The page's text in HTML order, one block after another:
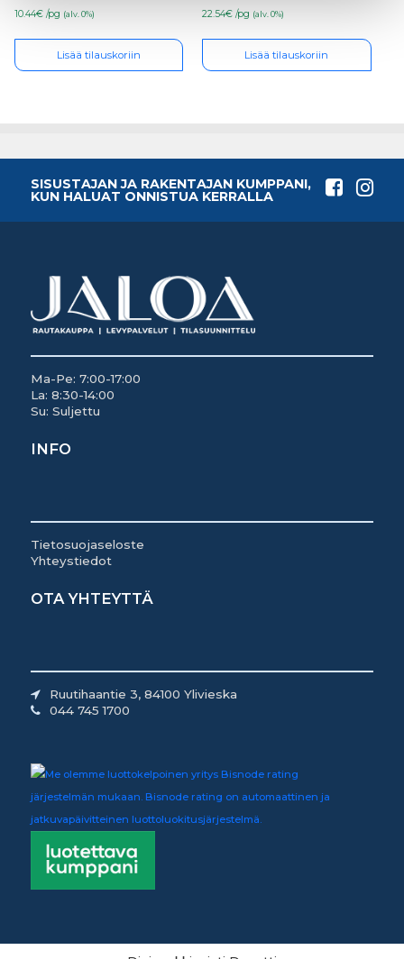
10.44€ /pg (alv. 0%)
Lisää tilauskoriin
22.54€ /pg (alv. 0%)
Lisää tilauskoriin
SISUSTAJAN JA RAKENTAJAN KUMPPANI,
KUN HALUAT ONNISTUA KERRALLA
Ma-Pe: 7:00-17:00
La: 8:30-14:00
Su: Suljettu
INFO
Tietosuojaseloste
Yhteystiedot
OTA YHTEYTTÄ
Ruutihaantie 3, 84100 Ylivieska
044 745 1700